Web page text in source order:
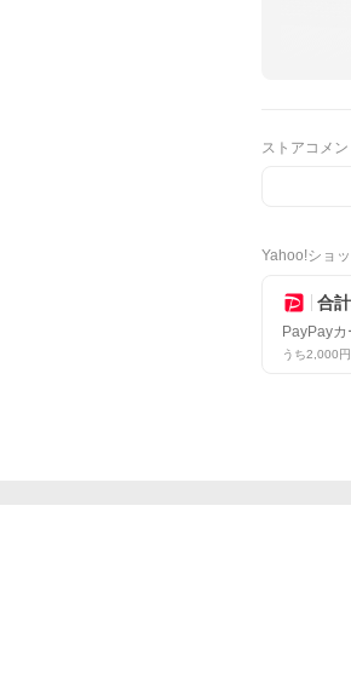
ストアコメン
Yahoo!ショ
合
PayPay
うち2,000